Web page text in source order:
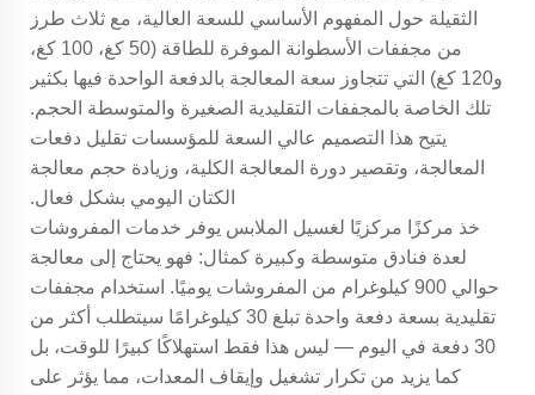
الثقيلة حول المفهوم الأساسي للسعة العالية، مع ثلاث طرز
من مجففات الأسطوانة الموفرة للطاقة (50 كغ، 100 كغ،
و120 كغ) التي تتجاوز سعة المعالجة بالدفعة الواحدة فيها بكثير
تلك الخاصة بالمجففات التقليدية الصغيرة والمتوسطة الحجم.
يتيح هذا التصميم عالي السعة للمؤسسات تقليل دفعات
المعالجة، وتقصير دورة المعالجة الكلية، وزيادة حجم معالجة
الكتان اليومي بشكل فعال.
خذ مركزًا مركزيًا لغسيل الملابس يوفر خدمات المفروشات
لعدة فنادق متوسطة وكبيرة كمثال: فهو يحتاج إلى معالجة
حوالي 900 كيلوغرام من المفروشات يوميًا. استخدام مجففات
تقليدية بسعة دفعة واحدة تبلغ 30 كيلوغرامًا سيتطلب أكثر من
30 دفعة في اليوم — ليس هذا فقط استهلاكًا كبيرًا للوقت، بل
كما يزيد من تكرار تشغيل وإيقاف المعدات، مما يؤثر على